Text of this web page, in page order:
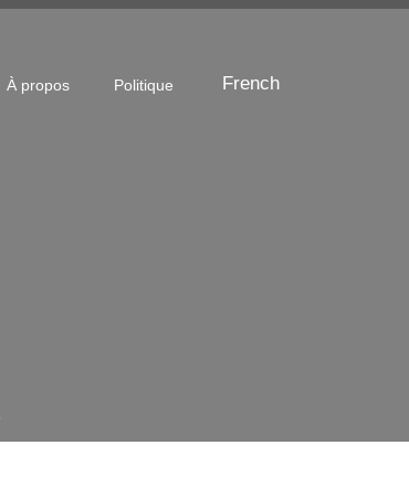
À propos Politique French